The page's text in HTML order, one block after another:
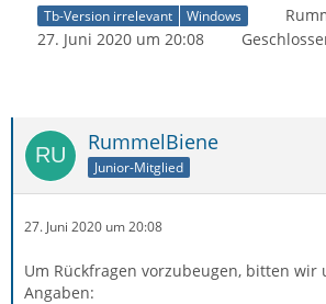
Tb-Version irrelevant Windows
27. Juni 2020 um 20:08
RummelBiene
Junior-Mitglied
27. Juni 2020 um 20:08
Um Rückfragen vorzubeugen, bitten wir
Angaben: